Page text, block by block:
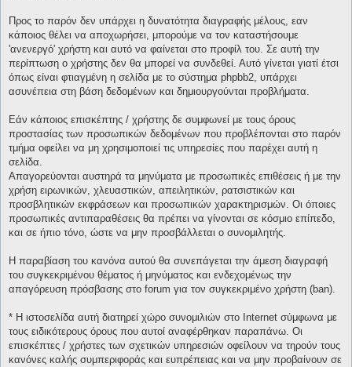
Προς το παρόν δεν υπάρχει η δυνατότητα διαγραφής μέλους, εαν
κάποιος θέλει να αποχωρήσει, μπορούμε να τον καταστήσουμε
'ανενεργό' χρήστη και αυτό να φαίνεται στο προφίλ του. Σε αυτή την
περίπτωση ο χρήστης δεν θα μπορεί να συνδεθεί. Αυτό γίνεται γιατί έτσι
όπως είναι φτιαγμένη η σελίδα με το σύστημα phpbb2, υπάρχει
ασυνέπεια στη βάση δεδομένων και δημιουργούνται προβλήματα.
Εάν κάποιος επισκέπτης / χρήστης δε συμφωνεί με τους όρους
προστασίας των προσωπικών δεδομένων που προβλέπονται στο παρόν
τμήμα οφείλει να μη χρησιμοποιεί τις υπηρεσίες που παρέχει αυτή η
σελίδα.
Απαγορεύονται αυστηρά τα μηνύματα με προσωπικές επιθέσεις ή με την
χρήση ειρωνικών, χλευαστικών, απειλητικών, ρατσιστικών και
προσβλητικών εκφράσεων και προσωπικών χαρακτηρισμών. Οι όποιες
προσωπικές αντιπαραθέσεις θα πρέπει να γίνονται σε κόσμιο επίπεδο,
και σε ήπιο τόνο, ώστε να μην προσβάλλεται ο συνομιλητής.
Η παραβίαση του κανόνα αυτού θα συνεπάγεται την άμεση διαγραφή
του συγκεκριμένου θέματος ή μηνύματος και ενδεχομένως την
απαγόρευση πρόσβασης στο forum για τον συγκεκριμένο χρήστη (ban).
* H ιστοσελίδα αυτή διατηρεί χώρο συνομιλιών στο Internet σύμφωνα με
τους ειδικότερους όρους που αυτοί αναφέρθηκαν παραπάνω. Οι
επισκέπτες / χρήστες των σχετικών υπηρεσιών οφείλουν να τηρούν τους
κανόνες καλής συμπεριφοράς και ευπρέπειας και να μην προβαίνουν σε